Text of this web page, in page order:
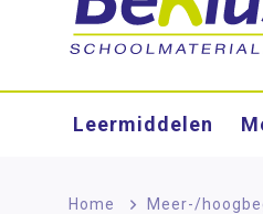
Leermiddelen
Home > Meer-/